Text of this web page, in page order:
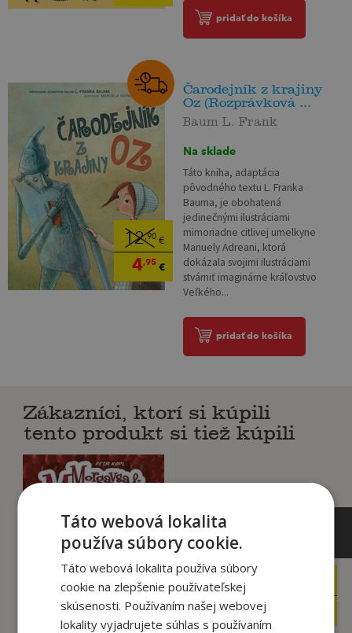
pridať do košíka
12,90€
4,95€
Čarodejník z krajiny
Oz (Rozprávková ...
Baum L. Frank
Na sklade
Táto kniha, adaptácia
pôvodného textu L. Franka
Bauma, je obohatená
jedinečnými ilustráciami
mimoriadne citlivej umelkyne
Manuely Adreani, ktorá
dokázala svojimi ilustráciami
stvárniť imaginárne kráľovstvo
Veľkého...
pridať do košíka
Zákazníci, ktorí si kúpili
tento produkt si tiež kúpili
12 €
5,99€
Táto webová lokalita
používa súbory cookie.
Táto webová lokalita používa súbory
cookie na zlepšenie používateľskej
skúsenosti. Používaním našej webovej
lokality vyjadrujete súhlas s používaním